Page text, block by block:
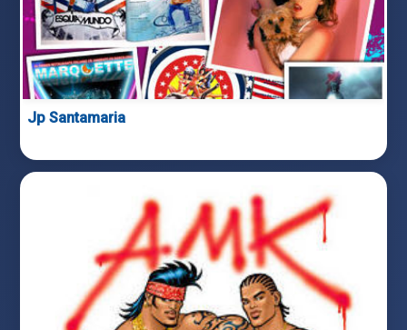
Jp Santamaria